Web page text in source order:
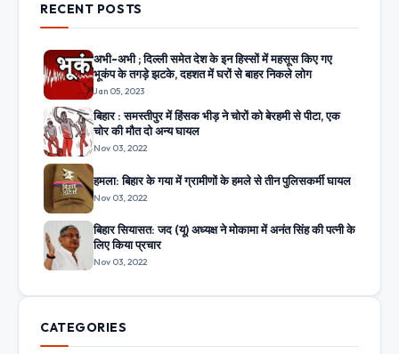
RECENT POSTS
अभी-अभी ; दिल्ली समेत देश के इन हिस्सों में महसूस किए गए
भूकंप के तगड़े झटके, दहशत में घरों से बाहर निकले लोग
Jan 05, 2023
बिहार : समस्तीपुर में हिंसक भीड़ ने चोरों को बेरहमी से पीटा, एक
चोर की मौत दो अन्य घायल
Nov 03, 2022
हमला: बिहार के गया में ग्रामीणों के हमले से तीन पुलिसकर्मी घायल
Nov 03, 2022
बिहार सियासत: जद (यू) अध्यक्ष ने मोकामा में अनंत सिंह की पत्नी के
लिए किया प्रचार
Nov 03, 2022
CATEGORIES